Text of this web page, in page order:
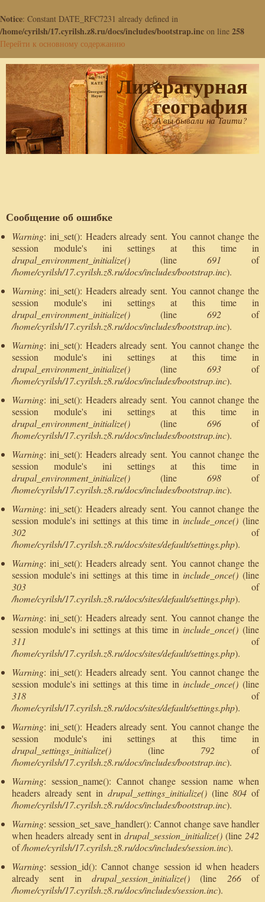
Notice: Constant DATE_RFC7231 already defined in
/home/cyrilsh/17.cyrilsh.z8.ru/docs/includes/bootstrap.inc on line 258
Перейти к основному содержанию
Литературная
география
А вы бывали на Таити?
Сообщение об ошибке
Warning: ini_set(): Headers already sent. You cannot change the
session module's ini settings at this time in
drupal_environment_initialize() (line 691 of
/home/cyrilsh/17.cyrilsh.z8.ru/docs/includes/bootstrap.inc).
Warning: ini_set(): Headers already sent. You cannot change the
session module's ini settings at this time in
drupal_environment_initialize() (line 692 of
/home/cyrilsh/17.cyrilsh.z8.ru/docs/includes/bootstrap.inc).
Warning: ini_set(): Headers already sent. You cannot change the
session module's ini settings at this time in
drupal_environment_initialize() (line 693 of
/home/cyrilsh/17.cyrilsh.z8.ru/docs/includes/bootstrap.inc).
Warning: ini_set(): Headers already sent. You cannot change the
session module's ini settings at this time in
drupal_environment_initialize() (line 696 of
/home/cyrilsh/17.cyrilsh.z8.ru/docs/includes/bootstrap.inc).
Warning: ini_set(): Headers already sent. You cannot change the
session module's ini settings at this time in
drupal_environment_initialize() (line 698 of
/home/cyrilsh/17.cyrilsh.z8.ru/docs/includes/bootstrap.inc).
Warning: ini_set(): Headers already sent. You cannot change the
session module's ini settings at this time in include_once() (line
302 of
/home/cyrilsh/17.cyrilsh.z8.ru/docs/sites/default/settings.php).
Warning: ini_set(): Headers already sent. You cannot change the
session module's ini settings at this time in include_once() (line
303 of
/home/cyrilsh/17.cyrilsh.z8.ru/docs/sites/default/settings.php).
Warning: ini_set(): Headers already sent. You cannot change the
session module's ini settings at this time in include_once() (line
311 of
/home/cyrilsh/17.cyrilsh.z8.ru/docs/sites/default/settings.php).
Warning: ini_set(): Headers already sent. You cannot change the
session module's ini settings at this time in include_once() (line
318 of
/home/cyrilsh/17.cyrilsh.z8.ru/docs/sites/default/settings.php).
Warning: ini_set(): Headers already sent. You cannot change the
session module's ini settings at this time in
drupal_settings_initialize() (line 792 of
/home/cyrilsh/17.cyrilsh.z8.ru/docs/includes/bootstrap.inc).
Warning: session_name(): Cannot change session name when
headers already sent in drupal_settings_initialize()(line804 of
/home/cyrilsh/17.cyrilsh.z8.ru/docs/includes/bootstrap.inc).
Warning: session_set_save_handler(): Cannot change save handler
when headers already sent indrupal_session_initialize() (line 242
of/home/cyrilsh/17.cyrilsh.z8.ru/docs/includes/session.inc).
Warning: session_id(): Cannot change session id when headers
already sent in drupal_session_initialize() (line 266of
/home/cyrilsh/17.cyrilsh.z8.ru/docs/includes/session.inc).